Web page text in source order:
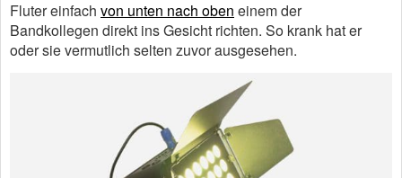
Fluter einfach von unten nach oben einem der
Bandkollegen direkt ins Gesicht richten. So krank hat er
oder sie vermutlich selten zuvor ausgesehen.